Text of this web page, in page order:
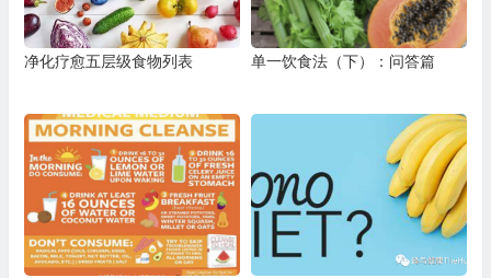
净化疗愈五层级食物列表 单一饮食法（下）：问答篇